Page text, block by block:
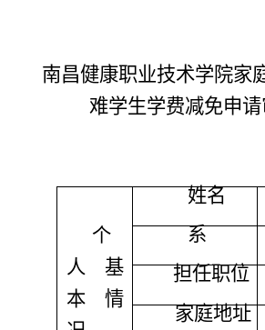
南昌健康职业技术学院家
难学生学费减免申
个
人基
本情
姓名
系
担任职位
家庭地址